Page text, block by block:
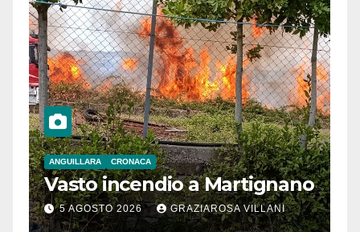
ANGUILLARA CRONACA
Vasto incendio a Martignano
5 AGOSTO 2026 GRAZIAROSA VILLANI